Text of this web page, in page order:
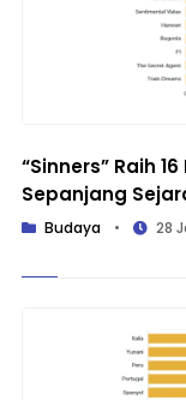
“Sinners” Raih
Sepanjang
Budaya • 28